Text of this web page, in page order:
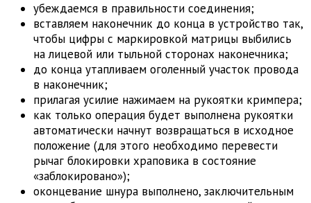
убеждаемся в правильности соединения;
вставляем наконечник до конца в устройство так,
чтобы цифры с маркировкой матрицы выбились
на лицевой или тыльной сторонах наконечника;
до конца утапливаем оголенный участок провода
в наконечник;
прилагая усилие нажимаем на рукоятки кримпера;
как только операция будет выполнена рукоятки
автоматически начнут возвращаться в исходное
положение (для этого необходимо перевести
рычаг блокировки храповика в состояние
«заблокировано»);
оконцевание шнура выполнено, заключительным